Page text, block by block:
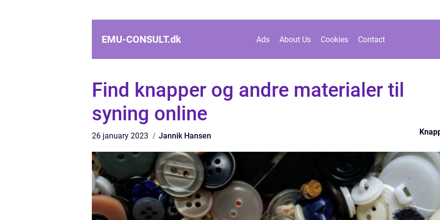
EMU-CONSULT.dk Ads About Us Cookies Contact
Find knapper og andre materialer til
syning online
26 january 2023 Jannik Hansen